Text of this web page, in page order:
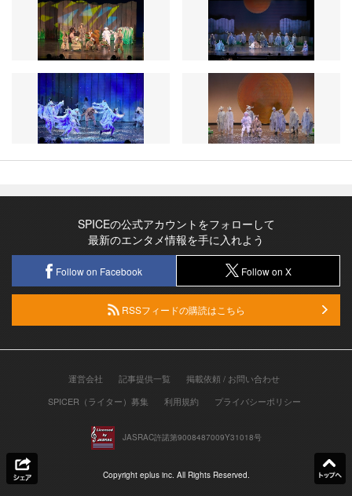
SPICEの公式アカウントをフォローして
最新のエンタメ情報を手に入れよう
Follow on Facebook Follow on X
RSSフィードの購読はこちら
運営会社 記事提供一覧
掲載依頼 / お問い合わせ
SPICER（ライター）募集
利用規約 プライバシーポリシー
JASRAC許諾第9008487009Y31018号
Copyright eplus inc. All Rights Reserved.